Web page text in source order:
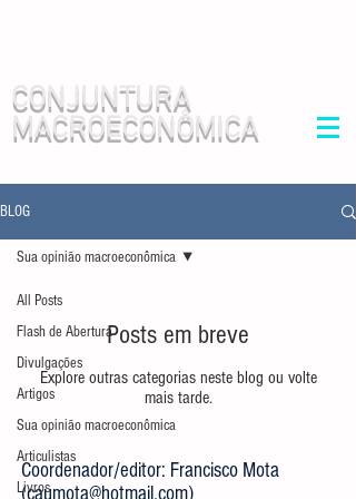
CONJUNTURA
MACROECONÔMICA
BLOG
All Posts
Flash de Abertura
Divulgações
Artigos
Sua opinião macroeconômica
Articulistas
Livros
Sua opinião macroeconômica
Posts em breve
Explore outras categorias neste blog ou volte
mais tarde.
Coordenador/editor: Francisco Mota
(caumota@hotmail.com)